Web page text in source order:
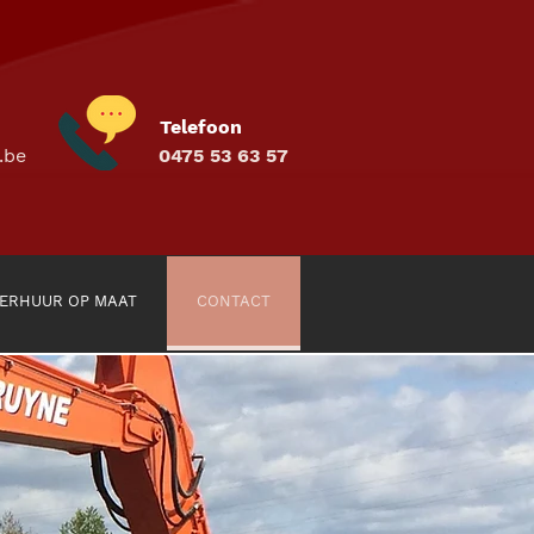
Telefoon
0475 53 63 57
OP MAAT CONTACT